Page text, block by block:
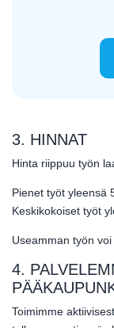
3. HINNAT
Hinta riippuu työn
Pienet työt yleensä
Keskikokoiset työt
Useamman työn
4.
Toimimme